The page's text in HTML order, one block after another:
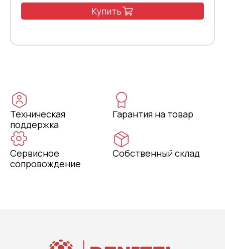
Купить
Техническая
поддержка
Гарантия на товар
Сервисное
сопровождение
Собственный склад